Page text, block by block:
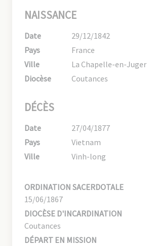
NAISSANCE
Date
29/12/1842
Pays
France
Ville
La Chapelle-en-
Diocèse
Coutances
DÉCÈS
Date
27/04/1877
Pays
Vietnam
Ville
Vinh-long
ORDINATION SACERDOTALE
15/06/1867
DIOCÈSE D'INCARDINATION
Coutances
DÉPART EN MISSION